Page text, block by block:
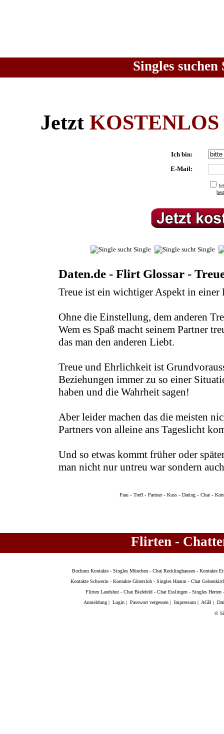
Singles
Jetzt KOSTENLOS
Ich bin:
E-Mail:
Daten.de - Flirt Glossar -
Treue ist ein wichtiger Aspekt in einer
Ohne die Einstellung, dem anderen
Wem es Spaß macht seinem Partner
das man den anderen Liebt.
Treue und Ehrlichkeit ist
Beziehungen immer zu so einer
haben und die Wahrheit sagen!
Aber leider machen das die meisten
Partners von alleine ans Tageslicht
Und so etwas kommt früher oder
man nicht nur untreu war sondern
Frau -Treff-Partner-Kuss -Dating -Chat -
Flirten -
Bochum Kontakte -Singles München -Chat Recklinghausen -Kontakte
Kontakte Schwerin - Kontakte Gütersloh - Singles Hamm - Chat
Flirten Landshut -Chat Bielefeld -Chat Esslingen -Singles Herten
Anmeldung | Login | Passwort vergessen | Impressum | AGB |
©